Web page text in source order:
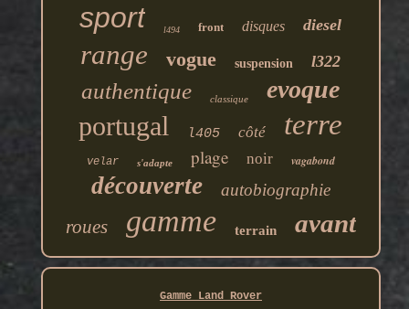
sport l494 front disques diesel
range vogue suspension l322
authentique classique evoque
portugal l405 côté terre
velar s'adapte plage noir vagabond
découverte autobiographie
roues gamme terrain avant
Gamme Land Rover